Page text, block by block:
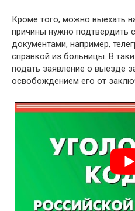
Кроме того, можно выехать
причины нужно подтвердить
документами, например,
справкой из больницы. В
подать заявление о выезде
освобождением его от